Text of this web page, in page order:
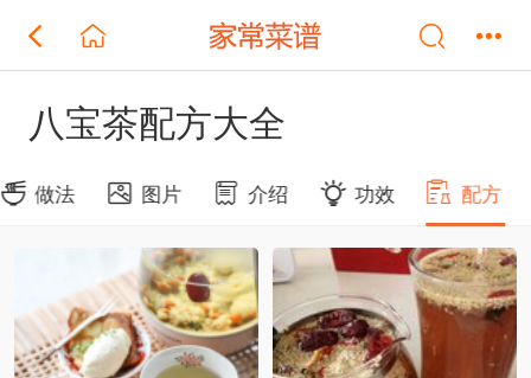
八宝茶配方大全
做法 图片 介绍 功效 配方